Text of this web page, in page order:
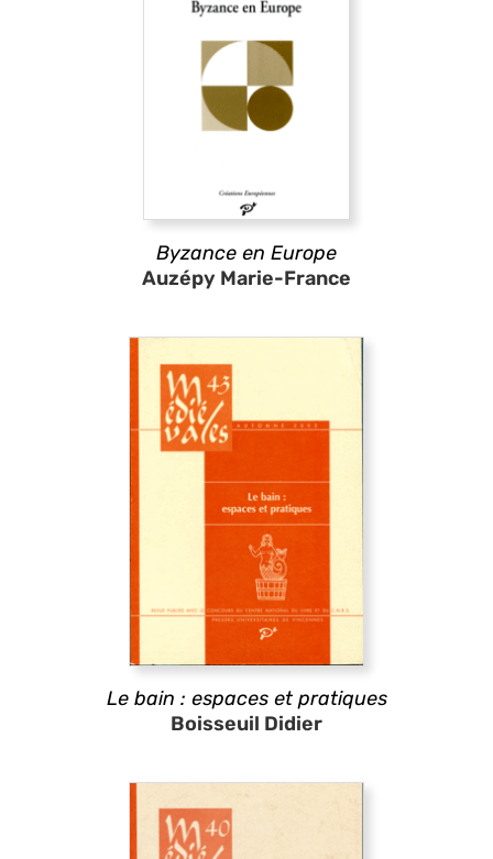
Byzance en Europe
Auzépy Marie-France
Le bain : espaces et pratiques
Boisseuil Didier